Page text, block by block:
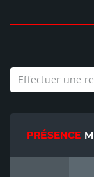
PRÉSENCE